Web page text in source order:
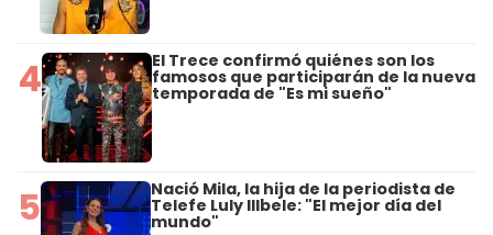
4 El Trece confirmó quiénes son los
famosos que participarán de la nueva
temporada de "Es mi sueño"
5 Nació Mila, la hija de la periodista de
Telefe Luly Illbele: "El mejor día del
mundo"